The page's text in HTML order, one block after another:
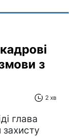
з
2 хв
глава